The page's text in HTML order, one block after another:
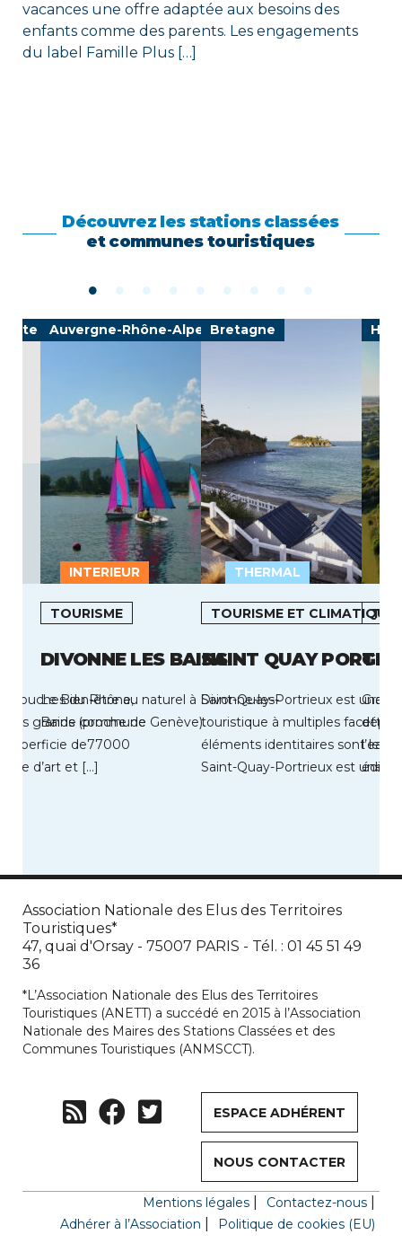
vacances une offre adaptée aux besoins des
enfants comme des parents. Les engagements
du label Famille Plus […]
Découvrez les stations classées
et communes touristiques
d'Azur
INTERIEUR
Bouches du Rhône,
grande commune
superficie de77000
d’art et […]
Auvergne-Rhône-Alpes
THERMAL
TOURISME
DIVONNE LES BAINS
Le Bien-être au naturel à Divonne-les-
Bains (proche de Genève).
Bretagne
TOURISME ET CLIMATIQUE
SAINT QUAY
Saint-Quay-Portrieux est une
touristique à multiples facettes
éléments identitaires sont les
Saint-Quay-Portrieux est une
l’eau,
Association Nationale des Elus des Territoires
Touristiques*
47, quai d'Orsay - 75007 PARIS - Tél. : 01 45 51 49
36
*L’Association Nationale des Elus des Territoires
Touristiques (ANETT) a succédé en 2015 à l’Association
Nationale des Maires des Stations Classées et des
Communes Touristiques (ANMSCCT).
ESPACE ADHÉRENT
NOUS CONTACTER
Mentions légales
Contactez-nous
Adhérer à l’Association
Politique de cookies (EU)